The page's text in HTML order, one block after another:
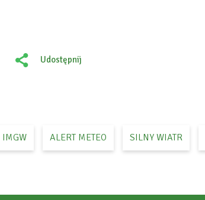
Udostępnij
IMGW ALERT METEO SILNY WIATR